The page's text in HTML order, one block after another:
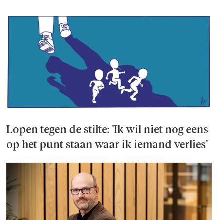
Lopen tegen de stilte: 'Ik wil niet nog eens
op het punt staan waar ik iemand verlies'